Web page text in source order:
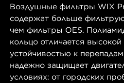
Воздушные фильтры WIX
содержат больше
чем фильтры OES.
кольцо отличается
устойчивостью к
надежно защищает
условиях: от городских